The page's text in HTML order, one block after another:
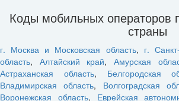
Коды мобильных операторов
страны
г. Москва и Московская область, г.
область, Алтайский край,Амурская
Астраханская область, Белгородская
Владимирская область, Волгоградская
Воронежская область, Еврейская